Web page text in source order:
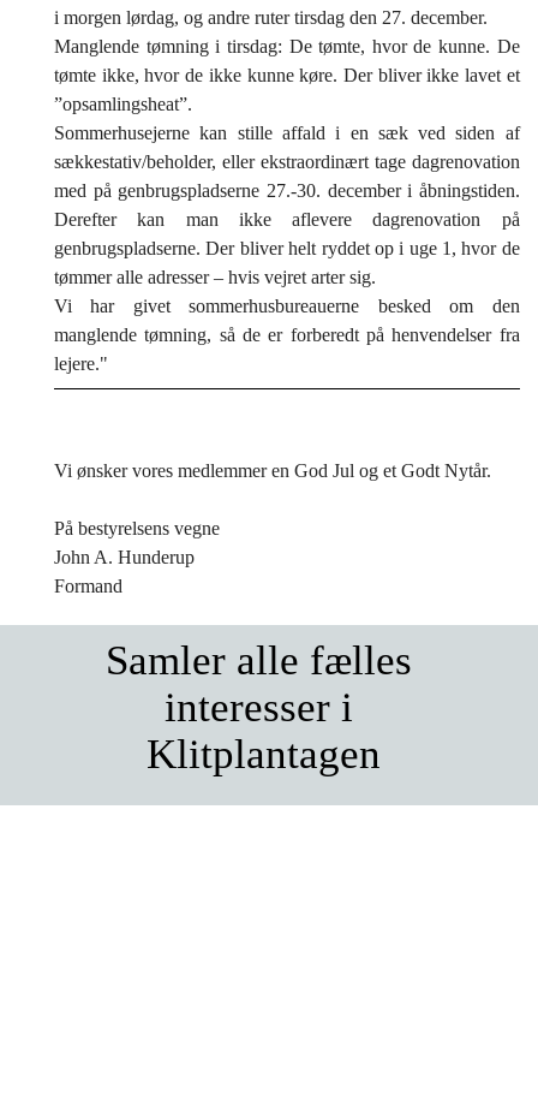
i morgen lørdag, og andre ruter tirsdag den 27. december.
Manglende tømning i tirsdag: De tømte, hvor de kunne. De
tømte ikke, hvor de ikke kunne køre. Der bliver ikke lavet et
”opsamlingsheat”.
Sommerhusejerne kan stille affald i en sæk ved siden af
sækkestativ/beholder, eller ekstraordinært tage dagrenovation
med på genbrugspladserne 27.-30. december i åbningstiden.
Derefter kan man ikke aflevere dagrenovation på
genbrugspladserne. Der bliver helt ryddet op i uge 1, hvor de
tømmer alle adresser – hvis vejret arter sig.
Vi har givet sommerhusbureauerne besked om den
manglende tømning, så de er forberedt på henvendelser fra
lejere."
Vi ønsker vores medlemmer en God Jul og et Godt Nytår.
På bestyrelsens vegne
John A. Hunderup
Formand
Samler alle fælles
interesser i
Klitplantagen